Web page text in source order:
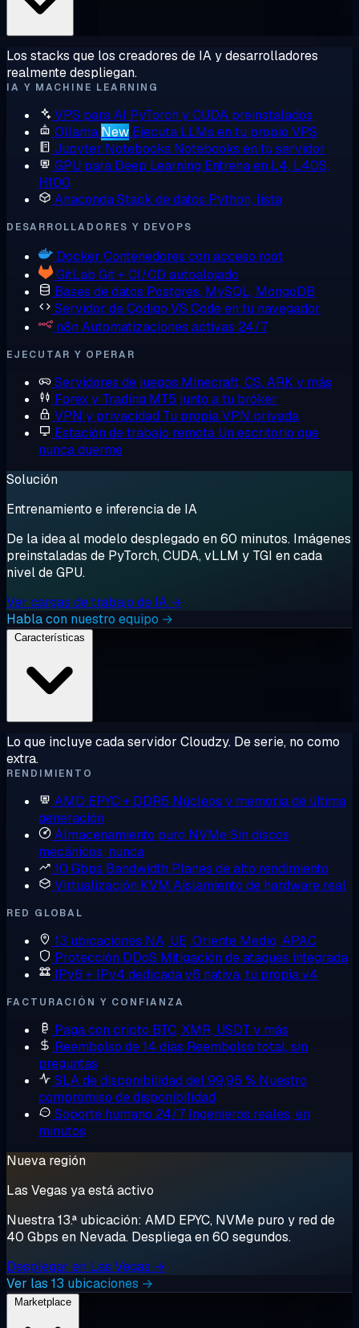
Los stacks que los creadores de IA y desarrolladores
realmente despliegan.
IA Y MACHINE LEARNING
VPS para AI PyTorch y CUDA preinstalados
Ollama New Ejecuta LLMs en tu propio VPS
Jupyter Notebooks Notebooks en tu servidor
GPU para Deep Learning Entrena en L4, L40S,
H100
AnacondaStack de datos Python, lista
DESARROLLADORES Y DEVOPS
Docker Contenedores con acceso root
GitLab Git + CI/CD autoalojado
Bases de datos Postgres, MySQL, MongoDB
Servidor de Código VS Code en tu navegador
n8n Automatizaciones activas 24/7
EJECUTAR Y OPERAR
Servidores de juegos Minecraft, CS, ARK y más
Forex y Trading MT5 junto a tu bróker
VPN y privacidad Tu propia VPN privada
Estación de trabajo remota Un escritorio que
nunca duerme
Solución
Entrenamiento e inferencia de IA
De la idea al modelo desplegado en 60 minutos. Imágenes
preinstaladas de PyTorch, CUDA, vLLM y TGI en cada
nivel de GPU.
Ver cargas de trabajo de IA →
Habla con nuestro equipo →
Lo que incluye cada servidor Cloudzy. De serie, no como
extra.
RENDIMIENTO
AMD EPYC + DDR5 Núcleos y memoria de última
generación
Almacenamiento puro NVMeSin discos
mecánicos, nunca
10 Gbps Bandwidth Planes de alto rendimiento
Virtualización KVM Aislamiento de hardware real
RED GLOBAL
13 ubicaciones NA, UE, Oriente Medio, APAC
Protección DDoS Mitigación de ataques integrada
IPv6 + IPv4 dedicadav6 nativa, tu propia v4
FACTURACIÓN Y CONFIANZA
Paga con cripto BTC, XMR, USDT y más
Reembolso de 14 días Reembolso total, sin
preguntas
SLA de disponibilidad del 99,95 % Nuestro
compromiso de disponibilidad
Soporte humano 24/7 Ingenieros reales, en
minutos
Nueva región
Las Vegas ya está activo
Nuestra 13.ª ubicación: AMD EPYC, NVMe puro y red de
40 Gbps en Nevada. Despliega en 60 segundos.
Desplegar en Las Vegas →
Ver las 13 ubicaciones →